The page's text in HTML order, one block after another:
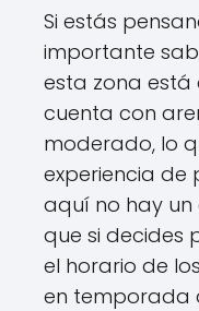
Si estás
importante
esta zona
cuenta con
moderado, lo
experiencia de
aquí no hay
que si decides
el horario de
en temporada